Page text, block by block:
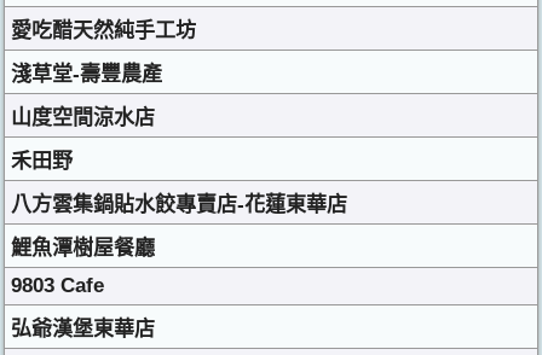
愛吃醋天然純手工坊
淺草堂-壽豐農產
山度空間涼水店
禾田野
八方雲集鍋貼水餃專賣店-花蓮東華店
鯉魚潭樹屋餐廳
9803 Cafe
弘爺漢堡東華店